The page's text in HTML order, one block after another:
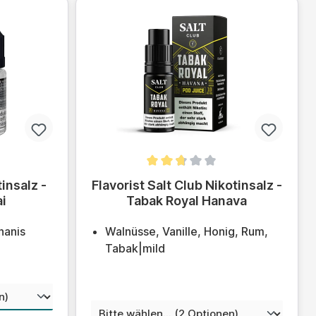
von 4 von 5 Sternen
-
Durchschnittliche Bewertung von 2.6 von
Flavorist Salt Club Nikotinsalz -
Tabak Royal Hanava
Walnüsse, Vanille, Honig, Rum,
Tabak|mild
auswählen